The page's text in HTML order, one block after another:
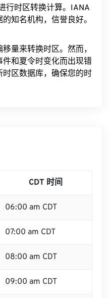
行时区转换计算。IANA
知名机构，信誉良好。
量来转换时区。然而，
和夏令时变化而出现错
区数据库，确保您的时
CDT 时间
06:00 am CDT
07:00 am CDT
08:00 am CDT
09:00 am CDT